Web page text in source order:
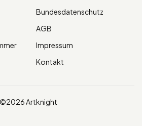
Bundesdatenschutz
AGB
Impressum
Kontakt
©2026 Artknight